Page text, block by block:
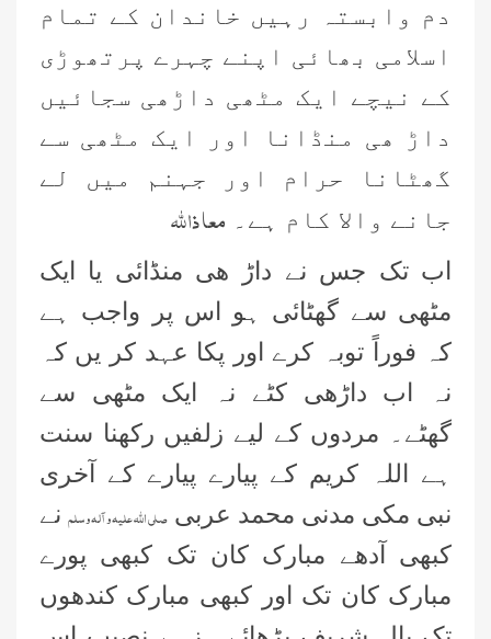
دم وابستہ رہیں خاندان کے تمام
اسلامی بھائی اپنے چہرے پرتھوڑی
کے نیچے ایک مٹھی داڑھی سجائیں
داڑ ھی منڈانا اور ایک مٹھی سے
گھٹانا حرام اور جہنم میں لے
جانے والا کام ہے۔ معا ذا للہ
اب تک جس نے داڑ ھی منڈائی یا ایک
مٹھی سے گھٹائی ہو اس پر واجب ہے
کہ فوراً توبہ کرے اور پکا عہد کر یں کہ
نہ اب داڑھی کٹے نہ ایک مٹھی سے
گھٹے۔ مردوں کے لیے زلفیں رکھنا سنت
ہے اللہ کریم کے پیارے پیارے کے آخری
نبی مکی مدنی محمد عربی صلی اللہ علیہ وآلہ وسلم نے
کبھی آدھے مبارک کان تک کبھی پورے
مبارک کان تک اور کبھی مبارک کندھوں